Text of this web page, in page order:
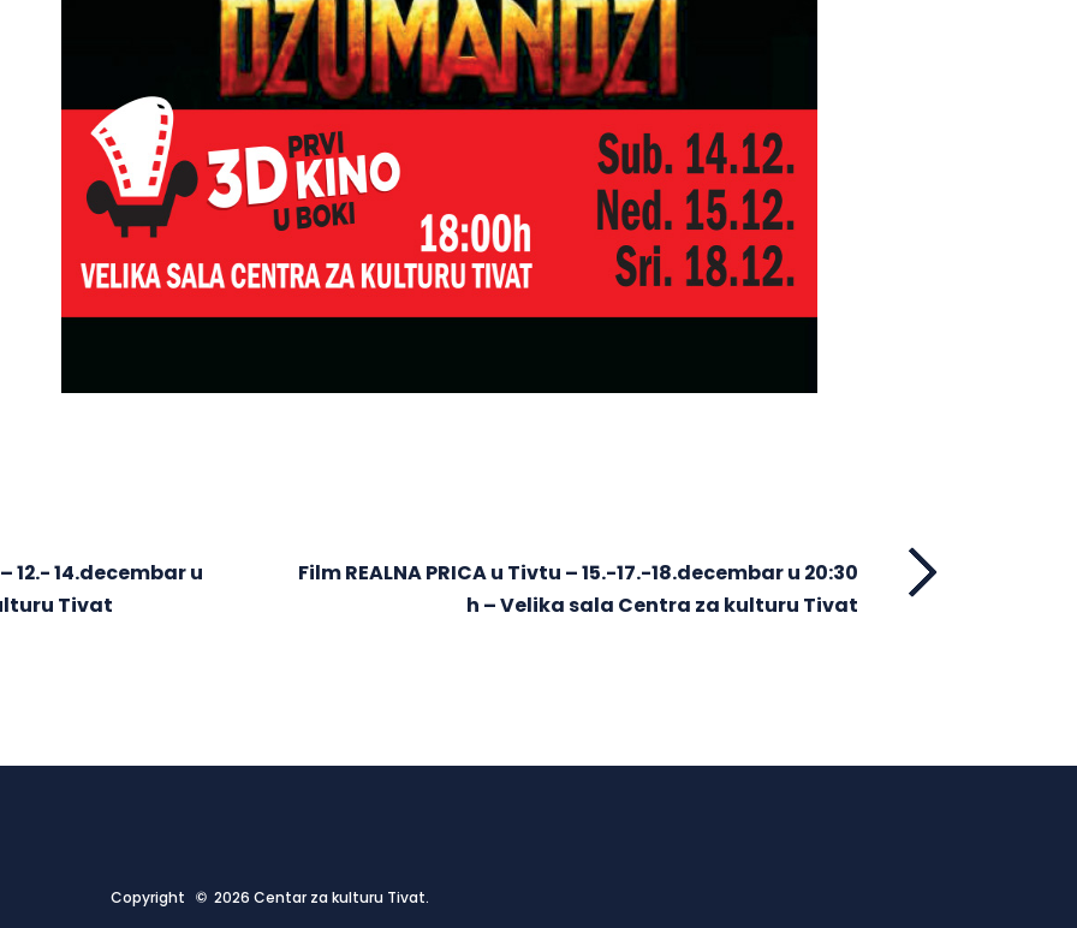
12.- 14.decembar u
Tivat
Film REALNA PRICA u Tivtu – 15.-17.-18.decembar u 20:30
h – Velika sala Centra za kulturu Tivat
Copyright © 2026 Centar za kulturu Tivat.